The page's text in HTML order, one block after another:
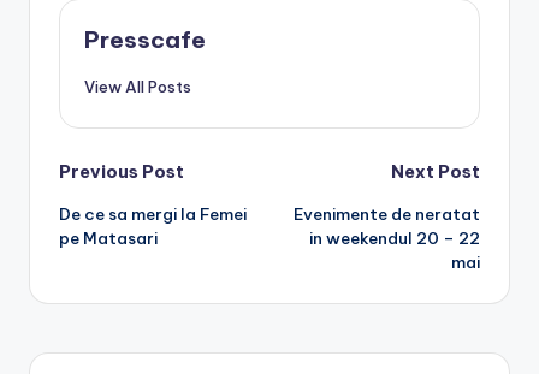
Presscafe
View All Posts
Post
navigation
Previous Post
De ce sa mergi la Femei
pe Matasari
Next Post
Evenimente de neratat
in weekendul 20 – 22
mai